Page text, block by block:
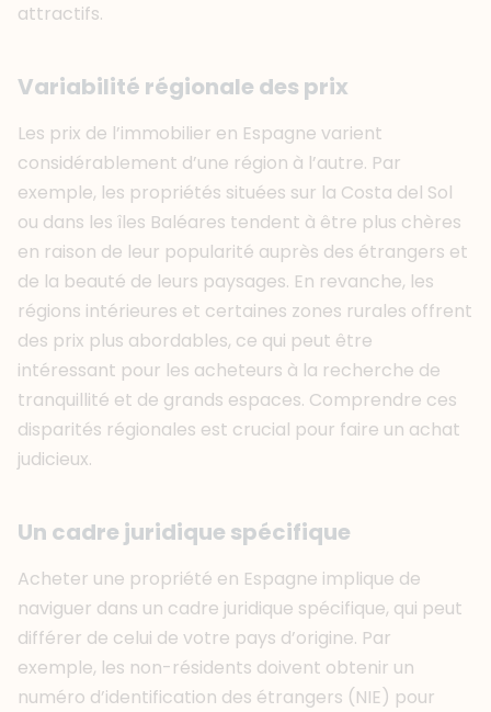
attractifs.
Variabilité régionale des prix
Les prix de l’immobilier en Espagne varient
considérablement d’une région à l’autre. Par
exemple, les propriétés situées sur la Costa del Sol
ou dans les îles Baléares tendent à être plus chères
en raison de leur popularité auprès des étrangers et
de la beauté de leurs paysages. En revanche, les
régions intérieures et certaines zones rurales offrent
des prix plus abordables, ce qui peut être
intéressant pour les acheteurs à la recherche de
tranquillité et de grands espaces. Comprendre ces
disparités régionales est crucial pour faire un achat
judicieux.
Un cadre juridique spécifique
Acheter une propriété en Espagne implique de
naviguer dans un cadre juridique spécifique, qui peut
différer de celui de votre pays d’origine. Par
exemple, les non-résidents doivent obtenir un
numéro d’identification des étrangers (NIE) pour